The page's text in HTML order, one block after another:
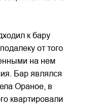
к бару
от того
на нем
Бар являлся
Ораное, в
квартировали